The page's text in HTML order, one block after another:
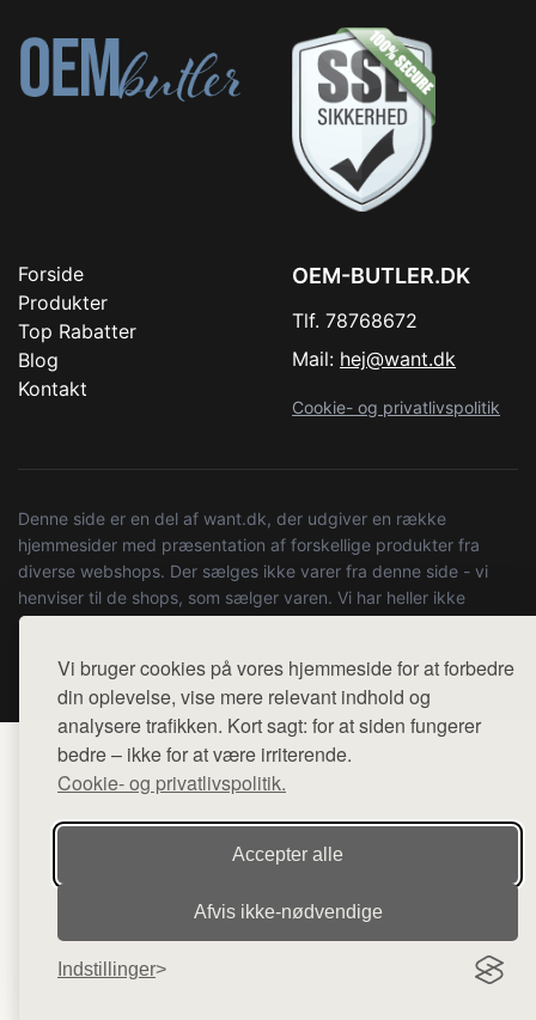
Vi bruger cookies på vores hjemmeside for at forbedre
din oplevelse, vise mere relevant indhold og
analysere trafikken. Kort sagt: for at siden fungerer
bedre – ikke for at være irriterende.
Cookie- og privatlivspolitik.
Accepter alle
Afvis ikke‑nødvendige
Indstillinger
Forside
Produkter
Top Rabatter
Blog
Kontakt
OEM-BUTLER.DK
Tlf. 78768672
Mail: hej@want.dk
Cookie- og privatlivspolitik
Denne side er en del af want.dk, der udgiver en række
hjemmesider med præsentation af forskellige produkter fra
diverse webshops. Der sælges ikke varer fra denne side - vi
henviser til de shops, som sælger varen. Vi har heller ikke
varerne på lager.
© 2026 oem-butler.dk. Alle rettigheder forbeholdes.